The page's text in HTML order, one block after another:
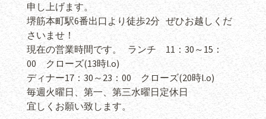
申し上げます。
堺筋本町駅6番出口より徒歩2分 ぜひお越しくだ
さいませ！
現在の営業時間です。 ランチ 11：30～15：
00 クローズ(13時l.o)
ディナー17：30～23：00 クローズ(20時l.o)
毎週火曜日、第一、第三水曜日定休日
宜しくお願い致します。